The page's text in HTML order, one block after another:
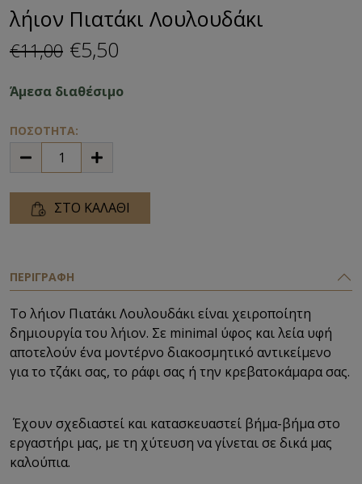
λήιον Πιατάκι Λουλουδάκι
€11,00 €5,50
Άμεσα διαθέσιμο
ΠΟΣΟΤΗΤΑ:
ΣΤΟ ΚΑΛΑΘΙ
ΠΕΡΙΓΡΑΦΗ
Το λήιον Πιατάκι Λουλουδάκι είναι χειροποίητη
δημιουργία του λήιον. Σε minimal ύφος και λεία υφή
αποτελούν ένα μοντέρνο διακοσμητικό αντικείμενο
για το τζάκι σας, το ράφι σας ή την κρεβατοκάμαρα σας.
Έχουν σχεδιαστεί και κατασκευαστεί βήμα-βήμα στο
εργαστήρι μας, με τη χύτευση να γίνεται σε δικά μας
καλούπια.